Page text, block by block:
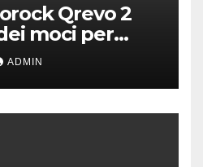
Qrevo 2
moci per
| PREZZO
ADMIN